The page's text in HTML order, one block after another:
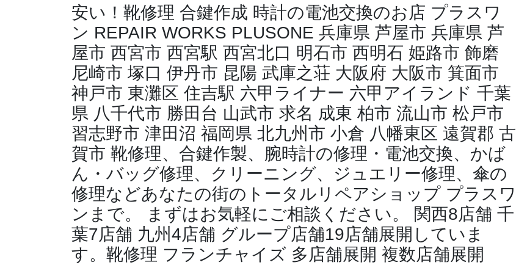
安い！靴修理 合鍵作成 時計の電池交換のお店 プラスワ
ン REPAIR WORKS PLUSONE 兵庫県 芦屋市 兵庫県 芦
屋市 西宮市 西宮駅 西宮北口 明石市 西明石 姫路市 飾磨
尼崎市 塚口 伊丹市 昆陽 武庫之荘 大阪府 大阪市 箕面市
神戸市 東灘区 住吉駅 六甲ライナー 六甲アイランド 千葉
県 八千代市 勝田台 山武市 求名 成東 柏市 流山市 松戸市
習志野市 津田沼 福岡県 北九州市 小倉 八幡東区 遠賀郡 古
賀市 靴修理、合鍵作製、腕時計の修理・電池交換、かば
ん・バッグ修理、クリーニング、ジュエリー修理、傘の
修理などあなたの街のトータルリペアショップ プラスワ
ンまで。 まずはお気軽にご相談ください。 関西8店舗 千
葉7店舗 九州4店舗 グループ店舗19店舗展開していま
す。靴修理 フランチャイズ 多店舗展開 複数店舗展開